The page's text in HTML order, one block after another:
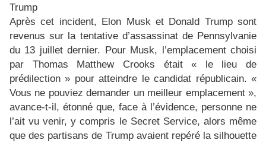
Trump
Après cet incident, Elon Musk et Donald Trump sont
revenus sur la tentative d’assassinat de Pennsylvanie
du 13 juillet dernier. Pour Musk, l’emplacement choisi
par Thomas Matthew Crooks était « le lieu de
prédilection » pour atteindre le candidat républicain. «
Vous ne pouviez demander un meilleur emplacement »,
avance-t-il, étonné que, face à l’évidence, personne ne
l’ait vu venir, y compris le Secret Service, alors même
que des partisans de Trump avaient repéré la silhouette